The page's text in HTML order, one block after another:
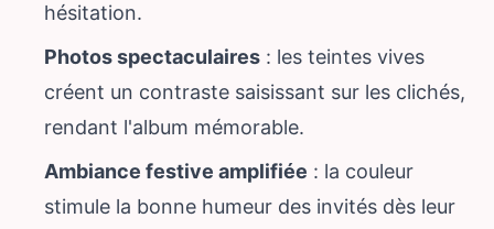
hésitation.
Photos spectaculaires : les teintes vives
créent un contraste saisissant sur les clichés,
rendant l'album mémorable.
Ambiance festive amplifiée : la couleur
stimule la bonne humeur des invités dès leur